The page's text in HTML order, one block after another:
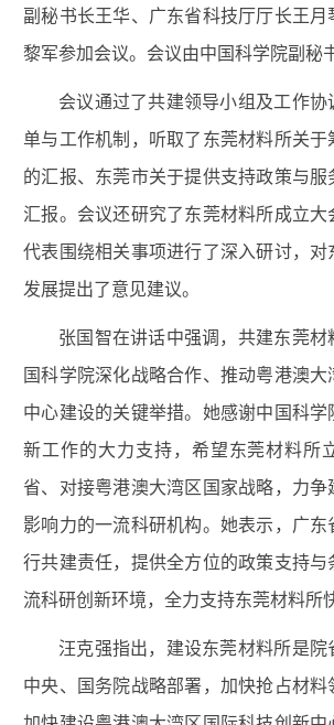
副秘书长王华、广东省科技厅厅长王月
黎军参加会议。会议由中国科学院副秘
会议通过了共建领导小组及工作协
单与工作机制，听取了东莞材料所关于
的汇报、东莞市关于提供支持政策与服
汇报。会议还研究了东莞材料所成立
代表围绕相关事项进行了深入研讨，对
发展提出了意见建议。
张国智在讲话中强调，共建东莞材
国科学院深化战略合作、推动粤港澳
中心建设的关键举措。她感谢中国科学
新工作的大力支持，希望东莞材料所
省、对接粤港澳大湾区国家战略，力争
影响力的一流科研机构。她表示，广东
行共建责任，提供全方位的政策支持与
流科研创新环境，全力支持东莞材料所
汪克强指出，建设东莞材料所是院
中央、国务院战略部署，加快抢占材料